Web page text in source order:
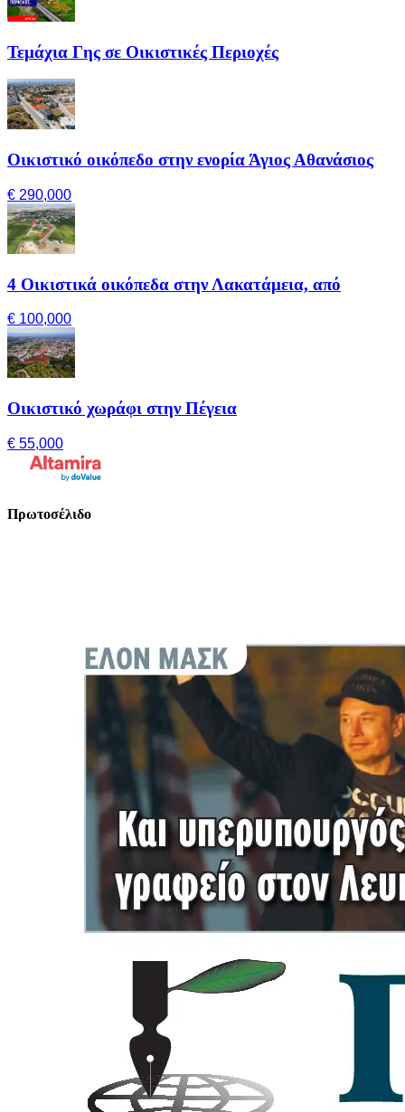
Τεμάχια Γης σε Οικιστικές Περιοχές
Οικιστικό οικόπεδο στην ενορία Άγιος Αθανάσιος
€ 290,000
4 Οικιστικά οικόπεδα στην Λακατάμεια, από
€ 100,000
Οικιστικό χωράφι στην Πέγεια
€ 55,000
Πρωτοσέλιδο